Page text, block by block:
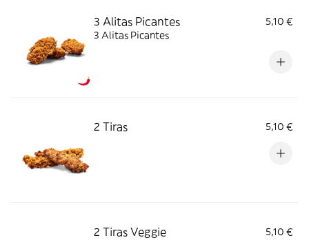
3 Alitas Picantes
5,10 €
3 Alitas Picantes
2 Tiras 5,10 €
2 Tiras Veggie 5,10 €